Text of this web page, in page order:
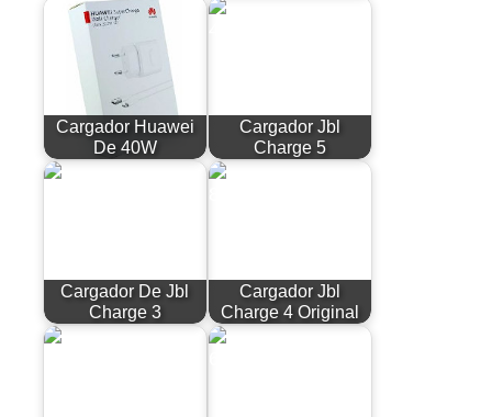
Cargador Huawei
De 40W
Cargador Jbl
Charge 5
Cargador De Jbl
Charge 3
Cargador Jbl
Charge 4 Original